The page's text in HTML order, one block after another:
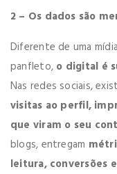
2 – Os dados são
Diferente de uma
panfleto, o digital é
Nas redes sociais,
visitas ao perfil,
que viram o seu
blogs, entregam
leitura, conversões